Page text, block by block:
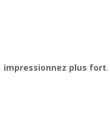
impressionnez plus fort.